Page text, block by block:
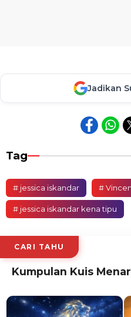
Jadikan
Tag
# jessica iskandar #
# jessica iskandar kena tipu
CARI TAHU
Kumpulan Kuis